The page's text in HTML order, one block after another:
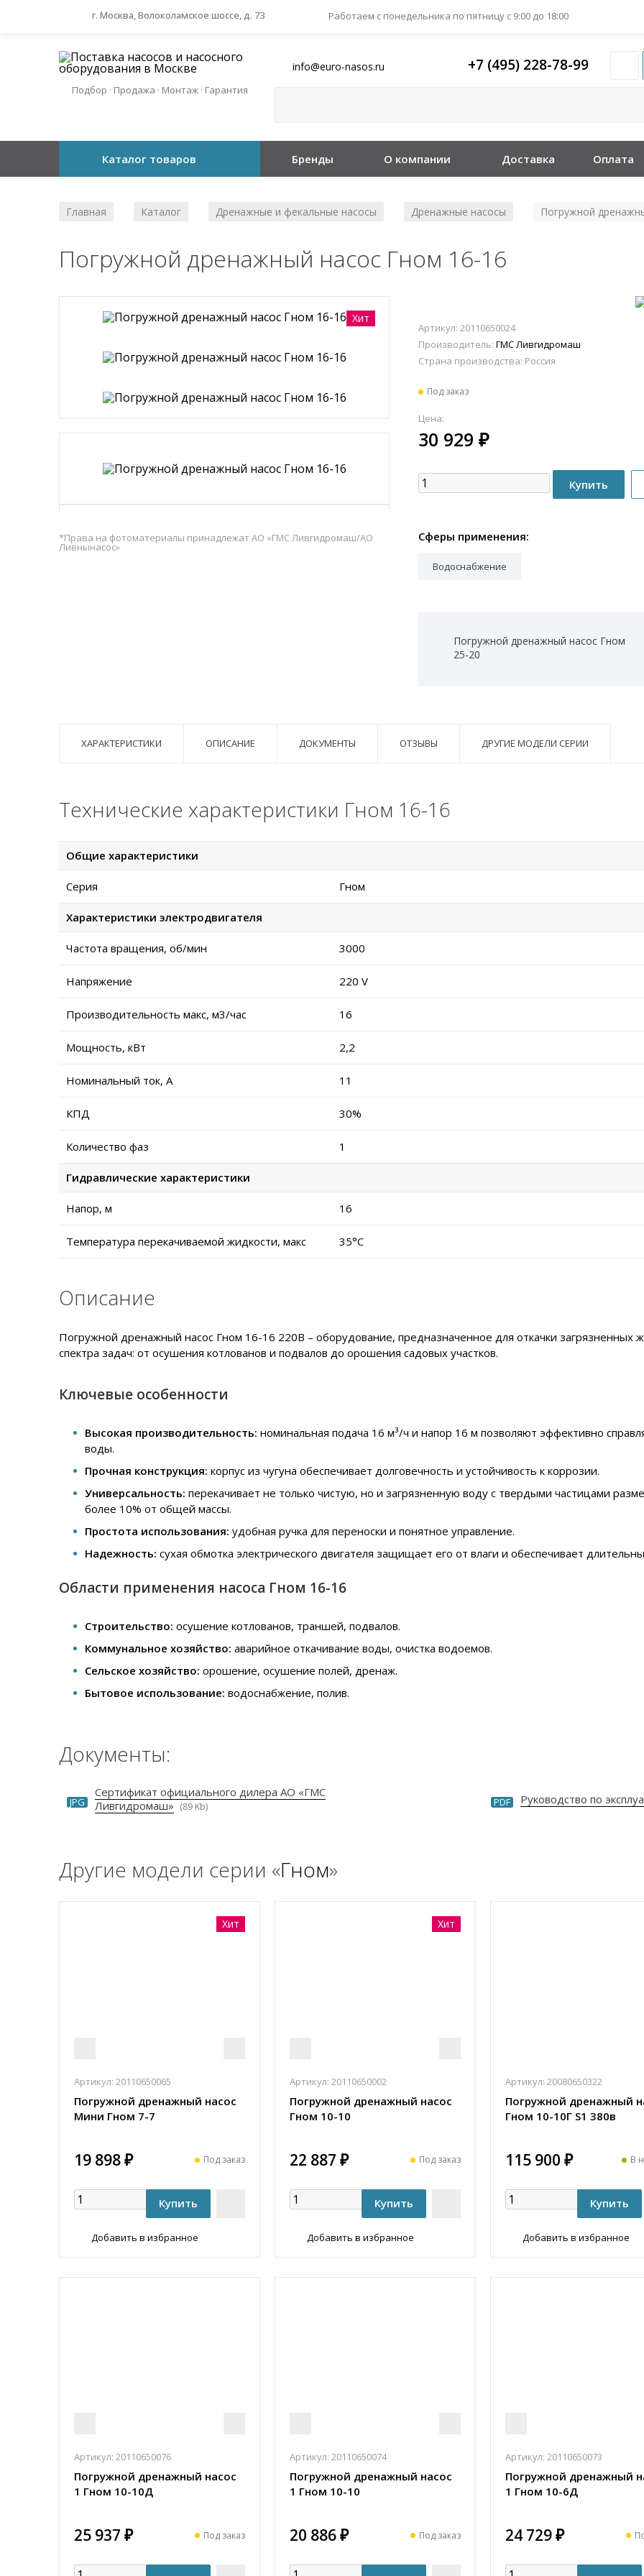
г. Москва, Волоколамское шоссе, д. 73 Работаем с понедельника по пятницу с 9:00 до 18:00
Подбор · Продажа · Монтаж · Гарантия
info@euro-nasos.ru +7 (495) 228-78-99
Каталог товаров Бренды О компании Доставка Оплата
Главная Каталог Дренажные и фекальные насосы Дренажные насосы Погружной
Погружной дренажный насос Гном 16-16
Хит
*Права на фотоматериалы принадлежат АО «ГМС Ливгидромаш/АО
Ливнынасос»
Артикул: 20110650024
Производитель: ГМС Ливгидромаш
Страна производства: Россия
Под заказ
Цена:
30 929 ₽
Сферы применения:
Водоснабжение
Погружной дренажный насос Гном
25-20
ХАРАКТЕРИСТИКИ ОПИСАНИЕ ДОКУМЕНТЫ ОТЗЫВЫ ДРУГИЕ МОДЕЛИ СЕРИИ
Технические характеристики Гном 16-16
Общие характеристики
Серия Гном
Характеристики электродвигателя
Частота вращения, об/мин 3000
Напряжение 220 V
Производительность макс, м3/час 16
Мощность, кВт 2,2
Номинальный ток, А 11
КПД 30%
Количество фаз 1
Гидравлические характеристики
Напор, м 16
Температура перекачиваемой жидкости, макс 35°C
Описание
Погружной дренажный насос Гном 16-16 220В – оборудование, предназначенное для откачки
спектра задач: от осушения котлованов и подвалов до орошения садовых участков.
Ключевые особенности
Высокая производительность: номинальная подача 16 м³/ч и напор 16 м позволяют эффективно
воды.
Прочная конструкция: корпус из чугуна обеспечивает долговечность и устойчивость к коррозии.
Универсальность: перекачивает не только чистую, но и загрязненную воду с твердыми частицами
более 10% от общей массы.
Простота использования: удобная ручка для переноски и понятное управление.
Надежность: сухая обмотка электрического двигателя защищает его от влаги и обеспечивает
Области применения насоса Гном 16-16
Строительство: осушение котлованов, траншей, подвалов.
Коммунальное хозяйство: аварийное откачивание воды, очистка водоемов.
Сельское хозяйство: орошение, осушение полей, дренаж.
Бытовое использование: водоснабжение, полив.
Документы:
JPG
Сертификат официального дилера АО «ГМС
Ливгидромаш» (89 Kb) PDF Руководство по
Другие модели серии «Гном»
Хит
Артикул: 20110650065
Погружной дренажный насос
Мини Гном 7-7
19 898 ₽ Под заказ
Добавить в избранное
Хит
Артикул: 20110650002
Погружной дренажный насос
Гном 10-10
22 887 ₽ Под заказ
Добавить в избранное
Артикул: 20080650322
Погружной дренажный
Гном 10-10Г S1 380в
115 900 ₽ В
Добавить в избранное
Артикул: 20110650076
Погружной дренажный насос
1 Гном 10-10Д
25 937 ₽ Под заказ
Артикул: 20110650074
Погружной дренажный насос
1 Гном 10-10
20 886 ₽ Под заказ
Артикул: 20110650073
Погружной дренажный
1 Гном 10-6Д
24 729 ₽